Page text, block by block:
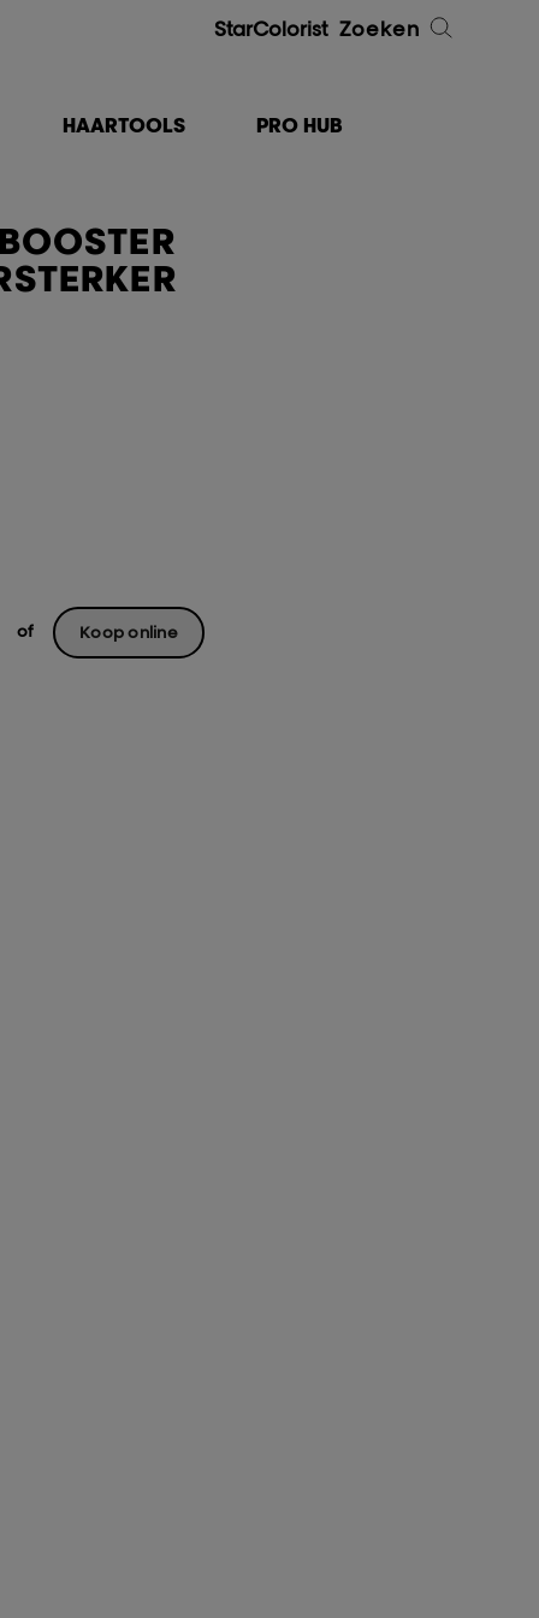
StarColorist Zoeken
HAARTOOLS PRO HUB
of Koop online